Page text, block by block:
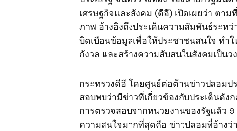
เศรษฐกิจและสังคม (ดีอี) เปิดเผยว่า ตา
ภาพ อ้างอิงถึงประเด็นความสัมพันธ์ระห
บิดเบือนข้อมูลเพื่อให้ประชาชนสนใจ ทำ
กังวล และสร้างความสับสนในสังคมเป็นว
กระทรวงดีอี โดยศูนย์ต่อต้านข่าวปลอมป
สอบพบว่ามีข่าวที่เกี่ยวข้องกับประเด็นดัง
การตรวจสอบจากหน่วยงานของรัฐแล้ว
ความสนใจมากที่สุดคือ ข่าวปลอมที่อ้างว่